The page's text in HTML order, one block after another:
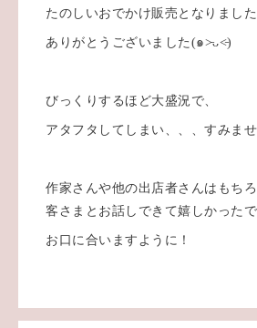
たのしいおでかけ販売となりました
ありがとうございました(๑˃̵ᴗ˂̵)
びっくりするほど大盛況で、
アタフタしてしまい、、、すみませ
作家さんや他の出店者さんはもち
客さまとお話しできて嬉しかったで
お口に合いますように！